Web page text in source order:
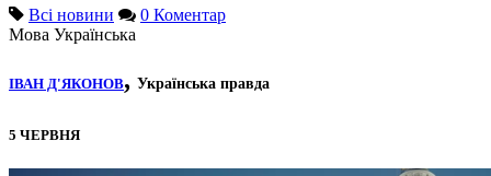
Всі новини
0 Коментар
Мова Українська
ІВАН Д'ЯКОНОВ, Українська правда
5 ЧЕРВНЯ